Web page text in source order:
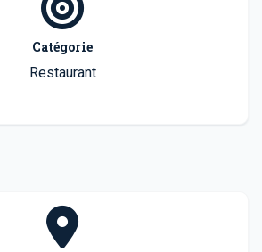
Catégorie
Restaurant